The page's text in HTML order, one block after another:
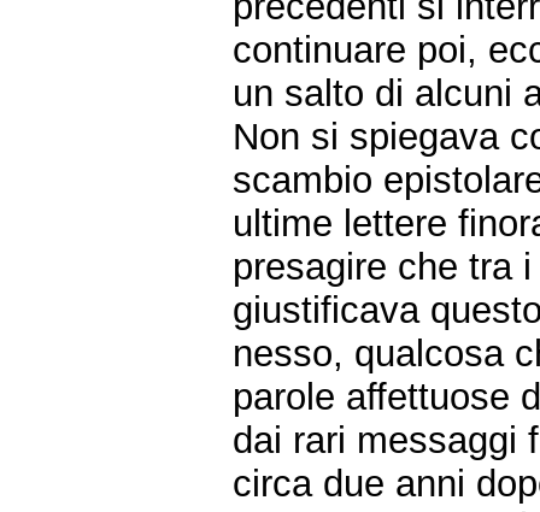
continuare poi,
un salto di alcuni
Non si spiegava
scambio
ultime lettere
presagire che tra
giustificava
nesso, qualcosa
parole affettuose
dai rari messaggi
circa due anni